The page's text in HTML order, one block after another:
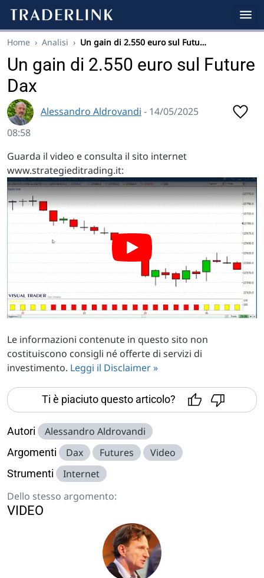
Home › Analisi › Un gain di 2.550 euro sul Futu…
Un gain di 2.550 euro sul Future
Dax
Alessandro Aldrovandi - 14/05/2025
08:58
Guarda il video e consulta il sito internet
www.strategieditrading.it:
Le informazioni contenute in questo sito non
costituiscono consigli né offerte di servizi di
investimento. Leggi il Disclaimer »
Ti è piaciuto questo articolo?
Autori Alessandro Aldrovandi
Argomenti Dax Futures Video
Strumenti
Internet
Dello stesso argomento:
VIDEO